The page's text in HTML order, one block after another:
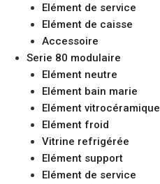
Elément de service
Elément de caisse
Accessoire
Serie 80 modulaire
Elément neutre
Elément bain marie
Elément vitrocéramique
Elément froid
Vitrine refrigérée
Elément support
Elément de service